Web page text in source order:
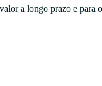
a longo prazo e